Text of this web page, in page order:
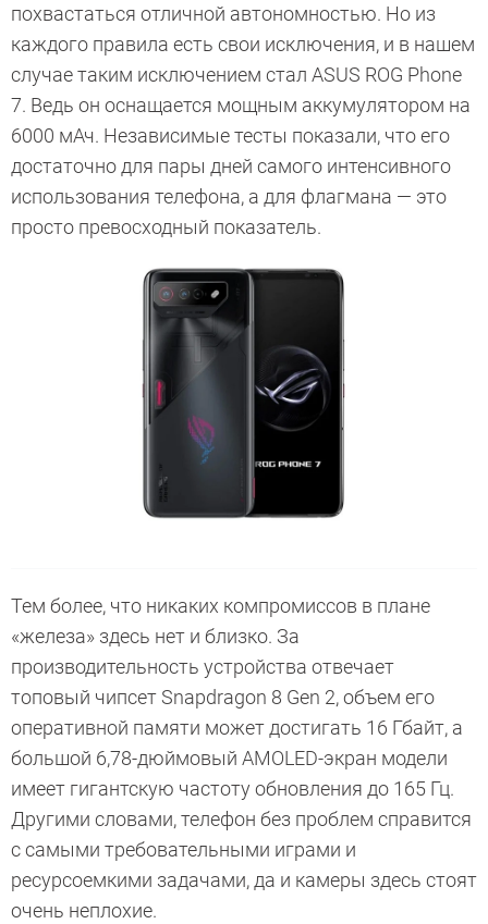
похвастаться отличной автономностью. Но из
каждого правила есть свои исключения, и в нашем
случае таким исключением стал ASUS ROG Phone
7. Ведь он оснащается мощным аккумулятором на
6000 мАч. Независимые тесты показали, что его
достаточно для пары дней самого интенсивного
использования телефона, а для флагмана — это
просто превосходный показатель.
Тем более, что никаких компромиссов в плане
«железа» здесь нет и близко. За
производительность устройства отвечает
топовый чипсет Snapdragon 8 Gen 2, объем его
оперативной памяти может достигать 16 Гбайт, а
большой 6,78-дюймовый AMOLED-экран модели
имеет гигантскую частоту обновления до 165 Гц.
Другими словами, телефон без проблем справится
с самыми требовательными играми и
ресурсоемкими задачами, да и камеры здесь стоят
очень неплохие.